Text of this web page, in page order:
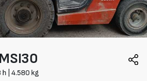
MSI30
| 4.580 kg